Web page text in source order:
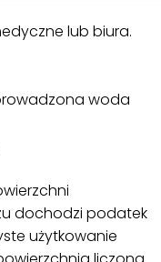
lub biura.
woda
dochodzi podatek
użytkowanie